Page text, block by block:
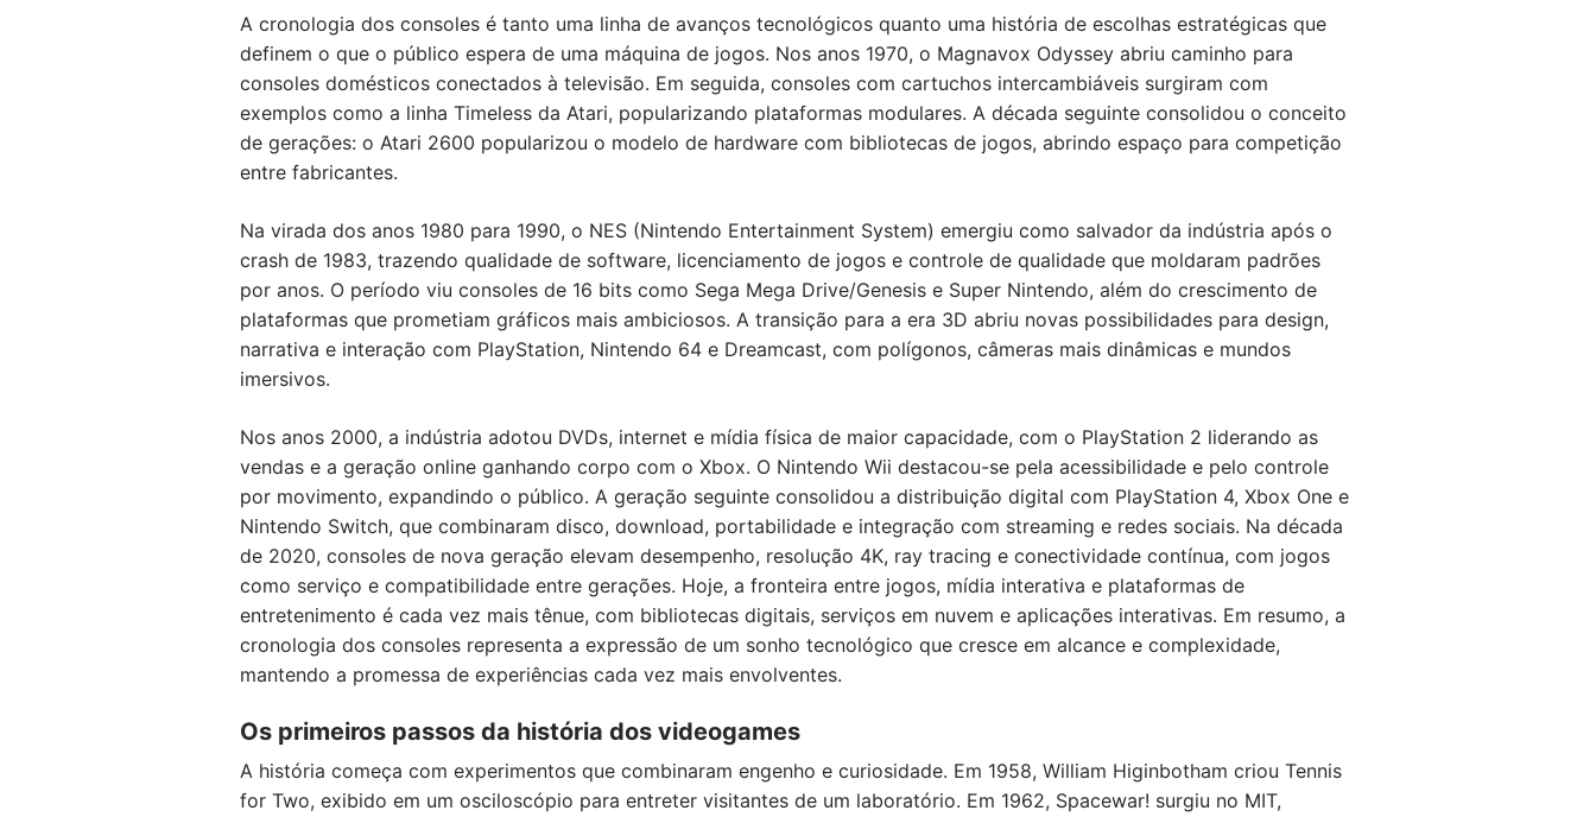
A cronologia dos consoles é tanto uma linha de avanços tecnológicos quanto uma história de escolhas estratégicas que
definem o que o público espera de uma máquina de jogos. Nos anos 1970, o Magnavox Odyssey abriu caminho para
consoles domésticos conectados à televisão. Em seguida, consoles com cartuchos intercambiáveis surgiram com
exemplos como a linha Timeless da Atari, popularizando plataformas modulares. A década seguinte consolidou o conceito
de gerações: o Atari 2600 popularizou o modelo de hardware com bibliotecas de jogos, abrindo espaço para competição
entre fabricantes.
Na virada dos anos 1980 para 1990, o NES (Nintendo Entertainment System) emergiu como salvador da indústria após o
crash de 1983, trazendo qualidade de software, licenciamento de jogos e controle de qualidade que moldaram padrões
por anos. O período viu consoles de 16 bits como Sega Mega Drive/Genesis e Super Nintendo, além do crescimento de
plataformas que prometiam gráficos mais ambiciosos. A transição para a era 3D abriu novas possibilidades para design,
narrativa e interação com PlayStation, Nintendo 64 e Dreamcast, com polígonos, câmeras mais dinâmicas e mundos
imersivos.
Nos anos 2000, a indústria adotou DVDs, internet e mídia física de maior capacidade, com o PlayStation 2 liderando as
vendas e a geração online ganhando corpo com o Xbox. O Nintendo Wii destacou-se pela acessibilidade e pelo controle
por movimento, expandindo o público. A geração seguinte consolidou a distribuição digital com PlayStation 4, Xbox One e
Nintendo Switch, que combinaram disco, download, portabilidade e integração com streaming e redes sociais. Na década
de 2020, consoles de nova geração elevam desempenho, resolução 4K, ray tracing e conectividade contínua, com jogos
como serviço e compatibilidade entre gerações. Hoje, a fronteira entre jogos, mídia interativa e plataformas de
entretenimento é cada vez mais tênue, com bibliotecas digitais, serviços em nuvem e aplicações interativas. Em resumo, a
cronologia dos consoles representa a expressão de um sonho tecnológico que cresce em alcance e complexidade,
mantendo a promessa de experiências cada vez mais envolventes.
Os primeiros passos da história dos videogames
A história começa com experimentos que combinaram engenho e curiosidade. Em 1958, William Higinbotham criou Tennis
for Two, exibido em um osciloscópio para entreter visitantes de um laboratório. Em 1962, Spacewar! surgiu no MIT,